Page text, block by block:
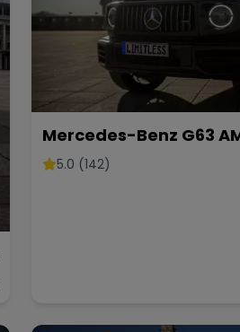
Mercedes-Benz G63
mieten SUV G-Klasse G
5.0 (142)